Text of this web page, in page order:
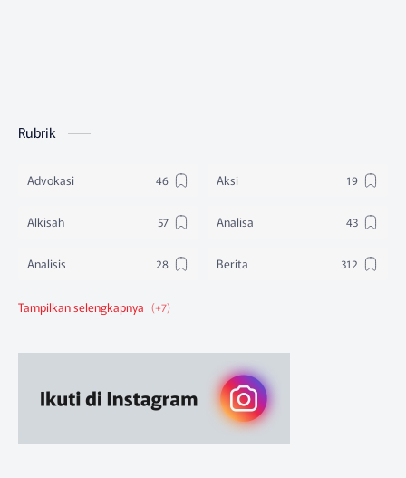
Rubrik
Advokasi Aksi
Alkisah Analisa
Analisis Berita
Berita Federasi
Ruang Belajar Sikap